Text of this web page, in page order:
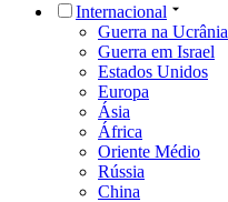
Internacional
Guerra na Ucrânia
Guerra em Israel
Estados Unidos
Europa
Ásia
África
Oriente Médio
Rússia
China